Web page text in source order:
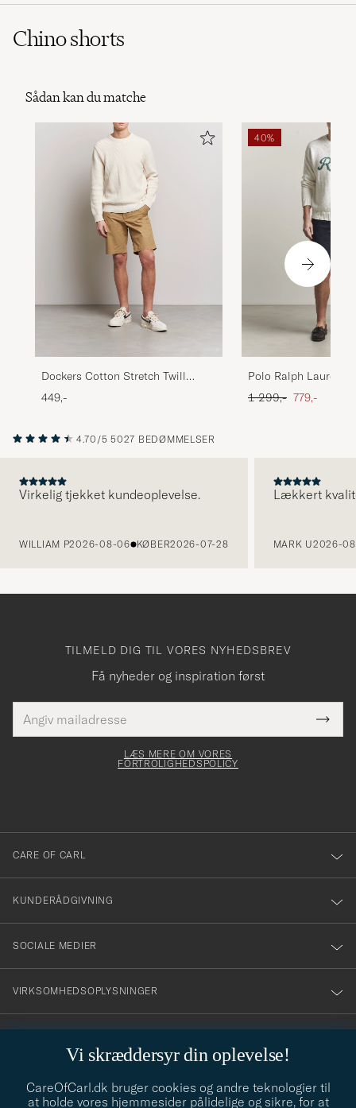
Chino shorts
Sådan kan du matche
Dockers Cotton Stretch Twill
Chino Shorts Harvest Gold
449,-
40%
Polo Ralph Lauren
Shorts Aviator Navy
Ordinary pris
1 299,- Nedsat pris
779,-
4.70/5 5027 BEDØMMELSER
Virkelig tjekket kundeoplevelse.
WILLIAM P2026-08-06 KØBER2026-07-28
Lækkert
MARK U2026-
Vi skræddersyr din oplevelse!
CareOfCarl.dk bruger cookies og andre teknologier til
at holde vores hjemmesider pålidelige og sikre, for at
TILMELD DIG TIL VORES NYHEDSBREV
Få nyheder og inspiration først
mailadresse
skal
Tack
för
dig
till
vårt
nyhetsbrev!
LÆS MERE OM VORES
FORTROLIGHEDSPOLICY
CARE OF CARL
KUNDERÅDGIVNING
SOCIALE MEDIER
VIRKSOMHEDSOPLYSNINGER
Behøver du hjælp til at finde din stil? Lad os hjælpe dig, vi hjælper
gerne til!